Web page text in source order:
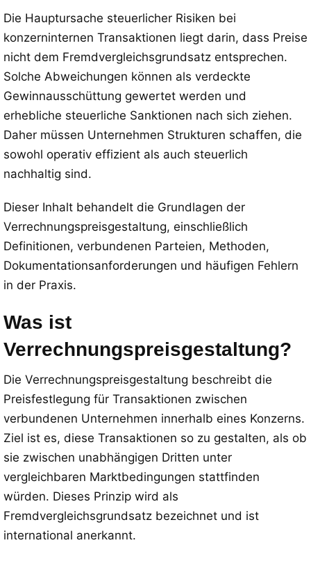
Die Hauptursache steuerlicher Risiken bei
konzerninternen Transaktionen liegt darin, dass Preise
nicht dem Fremdvergleichsgrundsatz entsprechen.
Solche Abweichungen können als verdeckte
Gewinnausschüttung gewertet werden und
erhebliche steuerliche Sanktionen nach sich ziehen.
Daher müssen Unternehmen Strukturen schaffen, die
sowohl operativ effizient als auch steuerlich
nachhaltig sind.
Dieser Inhalt behandelt die Grundlagen der
Verrechnungspreisgestaltung, einschließlich
Definitionen, verbundenen Parteien, Methoden,
Dokumentationsanforderungen und häufigen Fehlern
in der Praxis.
Was ist
Verrechnungspreisgestaltung?
Die Verrechnungspreisgestaltung beschreibt die
Preisfestlegung für Transaktionen zwischen
verbundenen Unternehmen innerhalb eines Konzerns.
Ziel ist es, diese Transaktionen so zu gestalten, als ob
sie zwischen unabhängigen Dritten unter
vergleichbaren Marktbedingungen stattfinden
würden. Dieses Prinzip wird als
Fremdvergleichsgrundsatz bezeichnet und ist
international anerkannt.